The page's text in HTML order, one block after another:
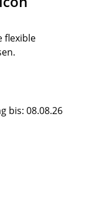
flexible
bis: 08.08.26